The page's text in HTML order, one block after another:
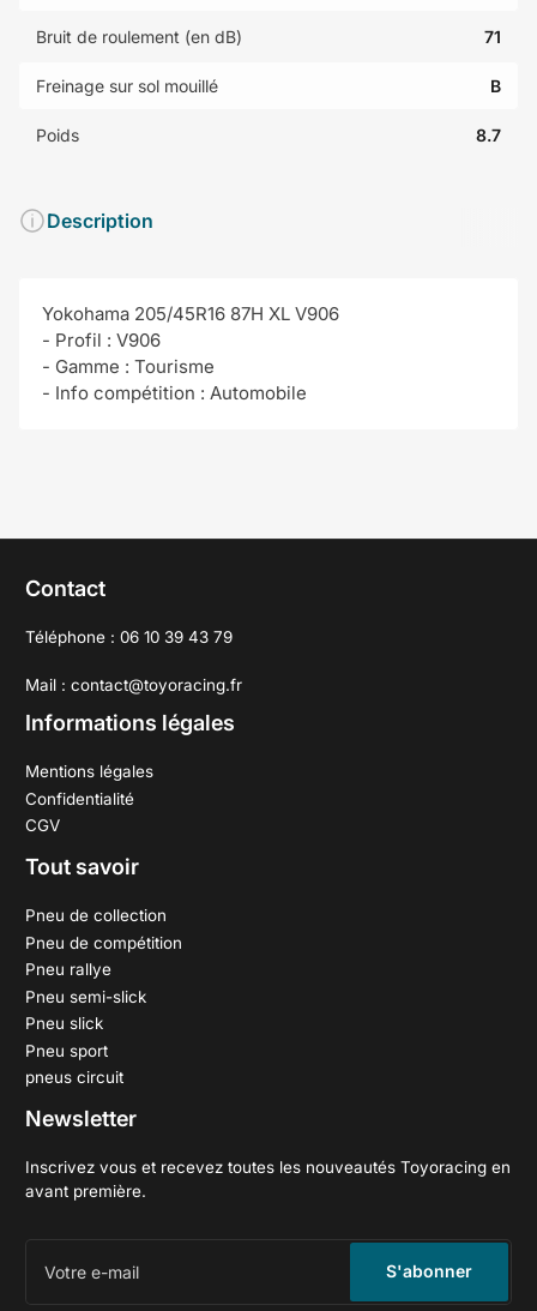
Bruit de roulement (en dB) 71
Freinage sur sol mouillé B
Poids 8.7
Description
Yokohama 205/45R16 87H XL V906
- Profil : V906
- Gamme : Tourisme
- Info compétition : Automobile
Contact
Téléphone : 06 10 39 43 79
Mail : contact@toyoracing.fr
Informations légales
Mentions légales
Confidentialité
CGV
Tout savoir
Pneu de collection
Pneu de compétition
Pneu rallye
Pneu semi-slick
Pneu slick
Pneu sport
pneus circuit
Newsletter
Inscrivez vous et recevez toutes les nouveautés Toyoracing en
avant première.
S'abonner